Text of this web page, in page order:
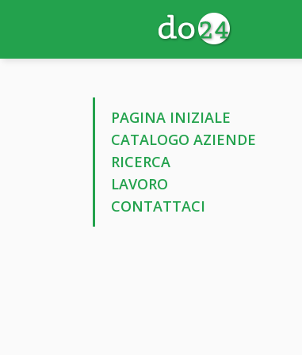
PAGINA INIZIALE
CATALOGO AZIENDE
RICERCA
LAVORO
CONTATTACI